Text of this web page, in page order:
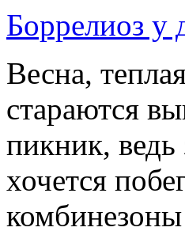
Боррелиоз у
Весна,
стараются
пикник, ведь
хочется